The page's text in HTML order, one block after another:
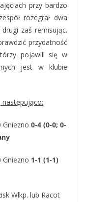
przy bardzo
rozegrał dwa
zaś remisując.
przydatność
pojawili się w
jest w klubie
następująco:
Gniezno 0-4 (0-0; 0-
Gniezno 1-1 (1-1)
Wlkp. lub Racot